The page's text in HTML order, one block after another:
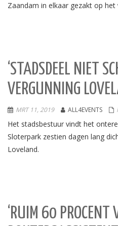
Zaandam in elkaar gezakt op het
‘STADSDEEL NIET
VERGUNNING
MRT 11, 2019 ALL4EVENTS
Het stadsbestuur vindt het
Sloterpark zestien dagen lang
Loveland.
‘RUIM 60 PROCENT